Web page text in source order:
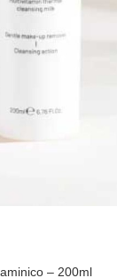
– 200ml